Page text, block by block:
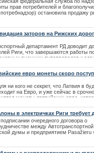
прав потребителей и
остановила продажу
в связи с несоответствием
сегодня официально
заторов на Рижских
департамент РД доводит до
Риги что завершаются работы
внешних путепроводов к
евро монеты скоро
ни кого не секрет, что Латвия в
на Евро, и уже сейчас в
монеты латвийских евро,
в электричках Риги требует
очередного договора о
между
думы и предприятием Pasažieru
решено довести до вынесения